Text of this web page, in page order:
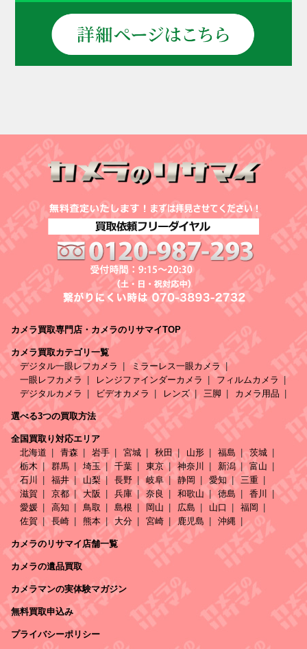
カメラ買取専門店・カメラのリサマイTOP
カメラ買取カテゴリ一覧
デジタル一眼レフカメラ
ミラーレス一眼カメラ
一眼レフカメラ
レンジファインダーカメラ
フィルムカメラ
デジタルカメラ
ビデオカメラ レンズ 三脚 カメラ用品
選べる3つの買取方法
全国買取り対応エリア
北海道
青森 岩手 宮城 秋田 山形 福島
茨城
栃木
群馬 埼玉 千葉 東京 神奈川 新潟
富山
石川
福井 山梨 長野 岐阜 静岡 愛知
三重
滋賀
京都 大阪 兵庫 奈良 和歌山 徳島
香川
愛媛
高知 鳥取 島根 岡山 広島 山口
福岡
佐賀
長崎 熊本 大分 宮崎 鹿児島 沖縄
カメラのリサマイ店舗一覧
カメラの遺品買取
カメラマンの実体験マガジン
無料買取申込み
プライバシーポリシー